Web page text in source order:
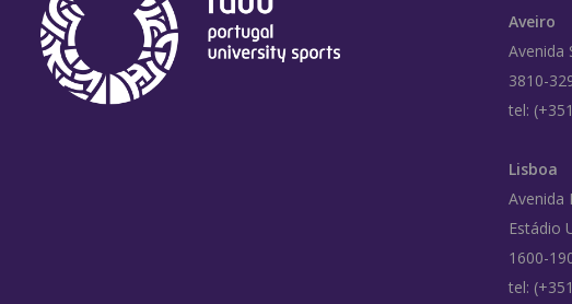
Aveiro
Avenida
3810-
tel:
Lisboa
Avenida
Estádio
1600-
tel: